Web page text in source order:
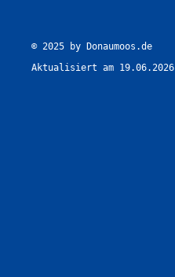
© 2025 by Donaumoos.de
Aktualisiert am 19.06.2026